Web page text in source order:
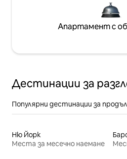
Апартамент с
Дестинации за
Популярни дестинации за
Ню Йорк
Места за месечно наемане